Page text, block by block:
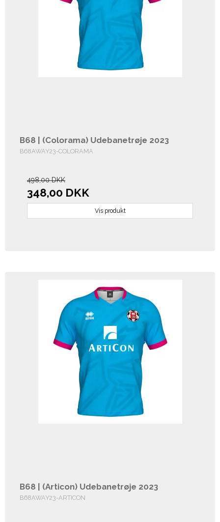
B68 | (Colorama) Udebanetrøje 2023
B68AWAY23-COLORAMA
498,00 DKK
348,00 DKK
Vis produkt
B68 | (Articon) Udebanetrøje 2023
B68AWAY23-ARTICON